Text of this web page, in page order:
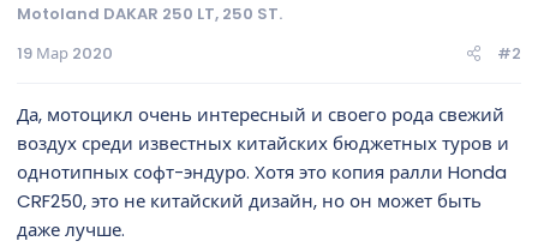
Motoland DAKAR 250 LT, 250 ST.
19 Мар 2020
#2
Да, мотоцикл очень интересный и своего рода свежий
воздух среди известных китайских бюджетных туров и
однотипных софт-эндуро. Хотя это копия ралли Honda
CRF250, это не китайский дизайн, но он может быть
даже лучше.